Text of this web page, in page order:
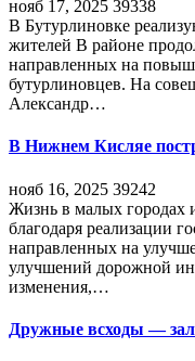
нояб 17, 2025 39338
В Бутурлиновке
жителей В районе
направленных на
бутурлиновцев. На
Александр…
В Нижнем Кисляе
нояб 16, 2025 39242
Жизнь в малых городах
благодаря реализации
направленных на
улучшений дорожной
изменения,…
Дружные всходы —